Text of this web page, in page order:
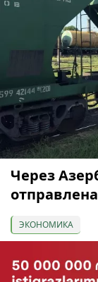
Через
ЭКОНОМИКА